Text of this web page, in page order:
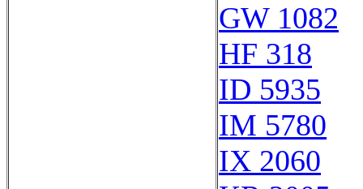
GW 1082
HF 318
ID 5935
IM 5780
IX 2060